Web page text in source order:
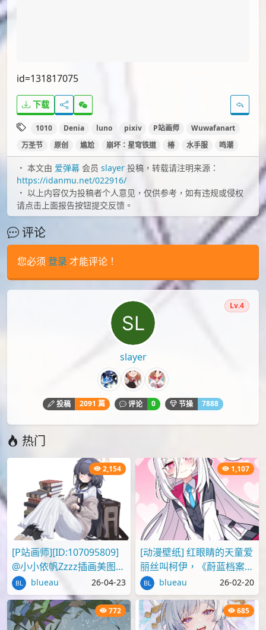
id=131817453
id=131817075
下载
1010 Denia luno pixiv P站画师
Wuwafanart